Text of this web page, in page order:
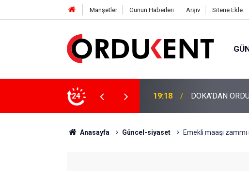
Manşetler Günün Haberleri Arşiv Sitene Ekle
24
4 MİLYON LİRAYA YAKIN DESTEK 12:46 YENİ PARTİ’NİN
Anasayfa Güncel-siyaset Emekli maaşı